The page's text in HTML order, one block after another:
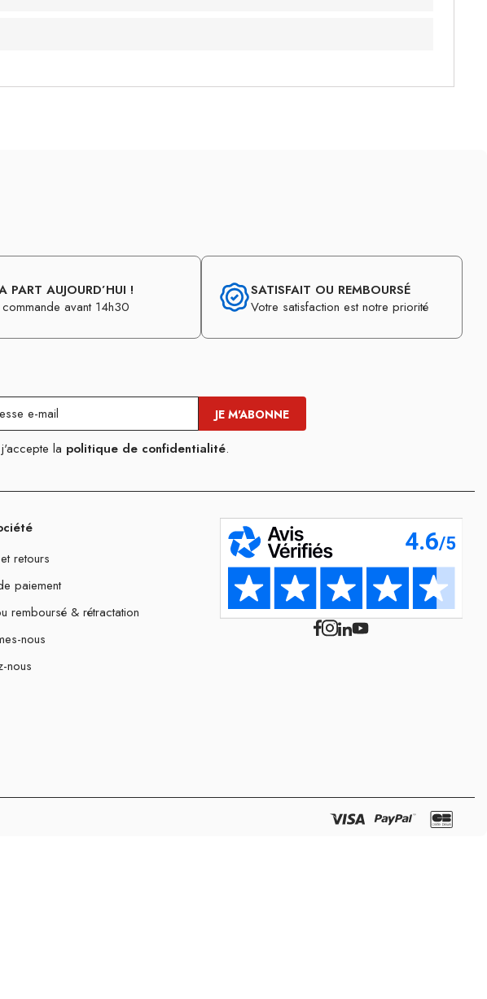
PART AUJOURD’HUI !
avant 14h30
SATISFAIT OU REMBOURSÉ
Votre satisfaction est notre priorité
la politique de confidentialité.
retours
paiement
remboursé & rétractation
nous
nous